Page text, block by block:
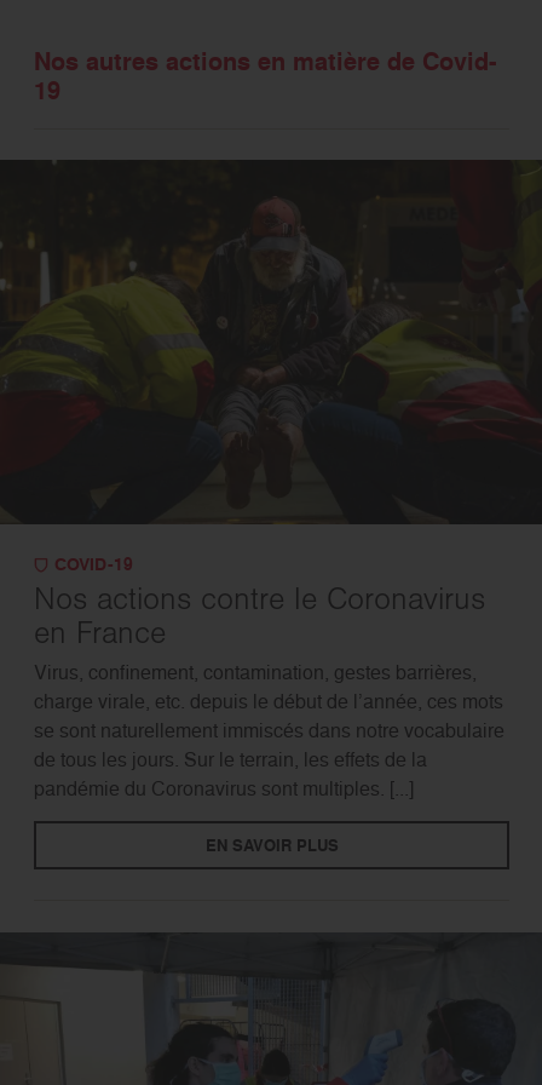
Nos autres actions en matière de Covid-
19
COVID-19
Nos actions contre le Coronavirus
en France
Virus, confinement, contamination, gestes barrières,
charge virale, etc. depuis le début de l’année, ces mots
se sont naturellement immiscés dans notre vocabulaire
de tous les jours. Sur le terrain, les effets de la
pandémie du Coronavirus sont multiples. [...]
EN SAVOIR PLUS